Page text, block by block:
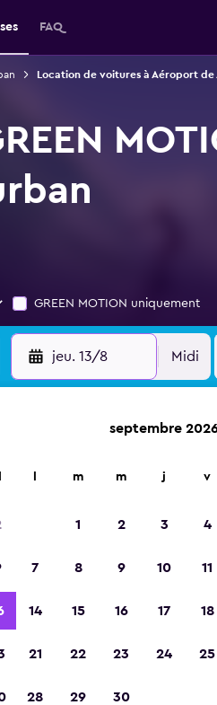
FAQ
Location de voitures à Aéroport
GREEN MOTION uniquement
jeu. 13/8 Midi
2023
septembre
m m j v
1 2 3 4
7 8 9 10 11
14 15 16 17 18
21 22 23 24 25
28 29 30